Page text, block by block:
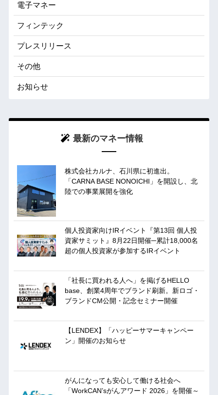
電子マネー
フィンテック
プレスリリース
その他
お知らせ
最新のマネー情報
株式会社カルナ、石川県に初進出。
「CARNA BASE NONOICHI」を開設し、北
陸での事業展開を強化
個人投資家向けIRイベント『第13回 個人投
資家サミット』8月22日開催─累計18,000名
超の個人投資家が参加するIRイベント
「社長に買われる人へ」を掲げるHELLO
base、創業4周年でブランド刷新。新ロゴ・
ブランドCM公開・記念セミナー開催
【LENDEX】「ハッピーサマーキャンペー
ン」開催のお知らせ
がんになっても安心して働ける社会へ
「WorkCAN’sがんアワード 2026」を開催～